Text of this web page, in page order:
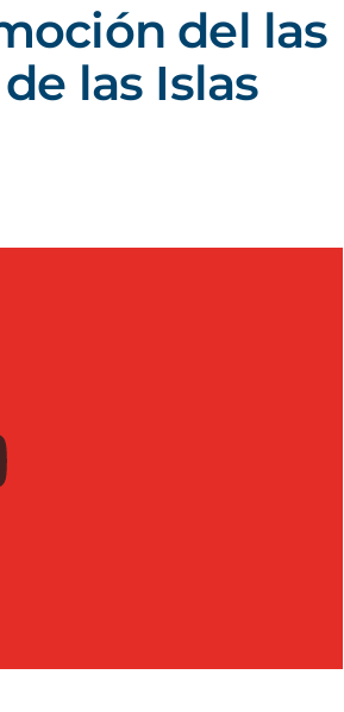
del las
las Islas